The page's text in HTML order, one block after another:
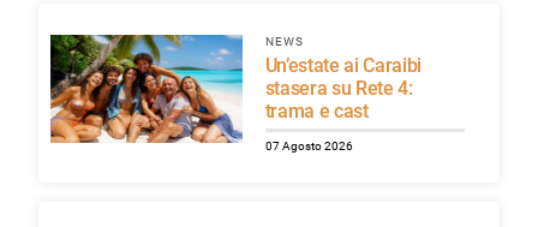
NEWS
Un’estate ai Caraibi
stasera su Rete 4:
trama e cast
07 Agosto 2026